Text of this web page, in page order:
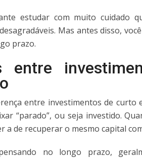
estudar com muito cuidado
Mas antes disso,
prazo.
entre
entre investimentos de
“parado”, ou seja investido.
a de recuperar o mesmo capital
no longo prazo,